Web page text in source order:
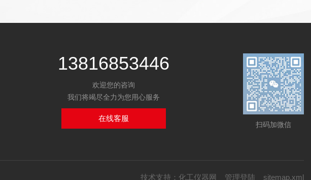
13816853446
欢迎您的咨询
我们将竭尽全力为您用心服务
在线客服
扫码加微信
技术支持： 化工仪器网 管理登陆 sitemap.xml